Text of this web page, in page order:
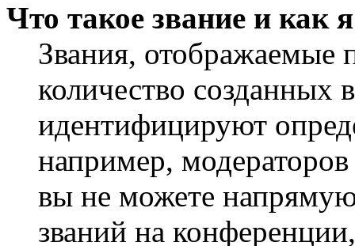
Что такое звание и как
Звания,
количество
идентифицируют
например,
вы не можете
званий на